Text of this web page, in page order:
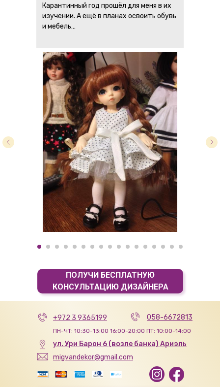
Карантинный год прошёл для меня в их
изучении. А ещё в планах освоить обувь
и мебель…
ПОЛУЧИ БЕСПЛАТНУЮ
КОНСУЛЬТАЦИЮ ДИЗАЙНЕРА
ПН-ЧТ: 10:30-13:00 16:00-20:00 ПТ: 10:00-14:00
+972 3 9365199
migvandekor@gmail.com
ул. Ури Барон 6 (возле банка) Ариэль
058-6672813